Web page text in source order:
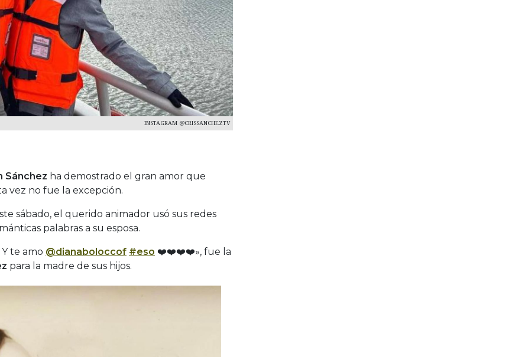
INSTAGRAM @CRISSANCHEZTV
Sánchez ha demostrado el gran amor que
vez no fue la excepción.
sábado, el querido animador usó sus redes
palabras a su esposa.
Y te amo @dianaboloccof #eso ❤️❤️❤️❤️», fue la
para la madre de sus hijos.